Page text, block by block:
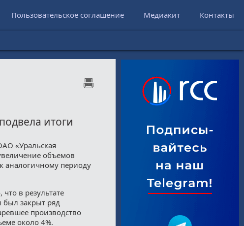
Пользовательское соглашение Медиакит Контакты
итоги
«Уральская
объемов
аналогичному периоду
в результате
был закрыт ряд
производство
около 4%.